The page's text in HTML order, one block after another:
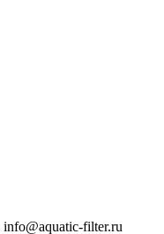
info@aquatic-filter.ru